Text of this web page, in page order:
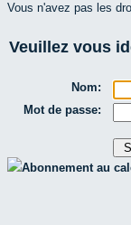
Vous n'avez pas les
Veuillez vous
Nom:
Mot de passe:
Abonnement au